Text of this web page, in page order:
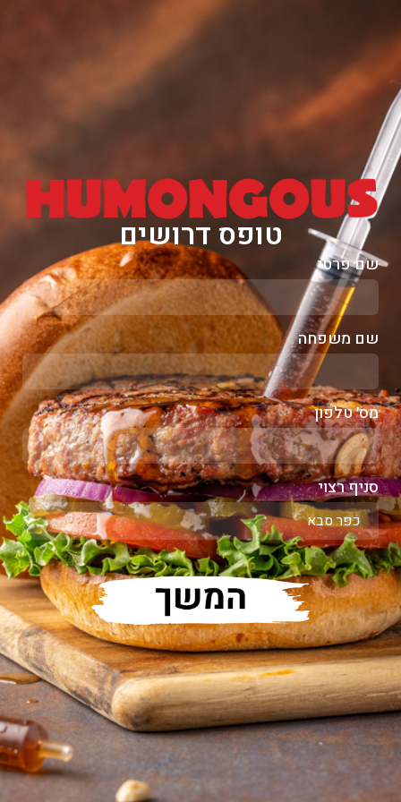
טופס דרושים
שם פרטי
שם משפחה
מס׳ טלפון
סניף רצוי
שלח / אמת קוד